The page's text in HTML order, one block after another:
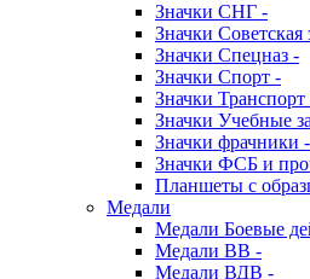
Значки СНГ -
Значки Советская
Значки Спецназ -
Значки Спорт -
Значки Транспорт
Значки Учебные
Значки фрачники -
Значки ФСБ и
Планшеты с
Медали
Медали Боевые
Медали ВВ -
Медали ВДВ -